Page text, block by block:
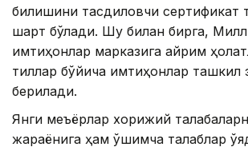
билишини тасдиқловчи сертификат
шарт бўлади. Шу билан бирга,
имтиҳонлар марказига айрим
тиллар бўйича имтиҳонлар ташкил
берилади.
Янги меъёрлар хорижий
жараёнига ҳам қўшимча талаблар